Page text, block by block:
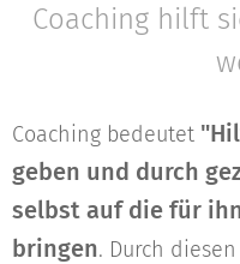
Coaching hilft
Coaching bedeutet
geben und durch
selbst auf die für
bringen. Durch